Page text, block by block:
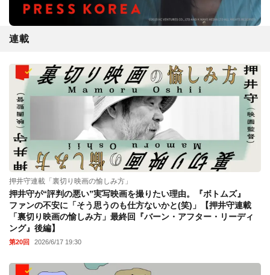
連載
押井守連載「裏切り映画の愉しみ方」
押井守が“評判の悪い”実写映画を撮りたい理由。『ボトムズ』
ファンの不安に「そう思うのも仕方ないかと(笑)」【押井守連載
「裏切り映画の愉しみ方」最終回『バーン・アフター・リーディ
ング』後編】
第20回 2026/6/17 19:30